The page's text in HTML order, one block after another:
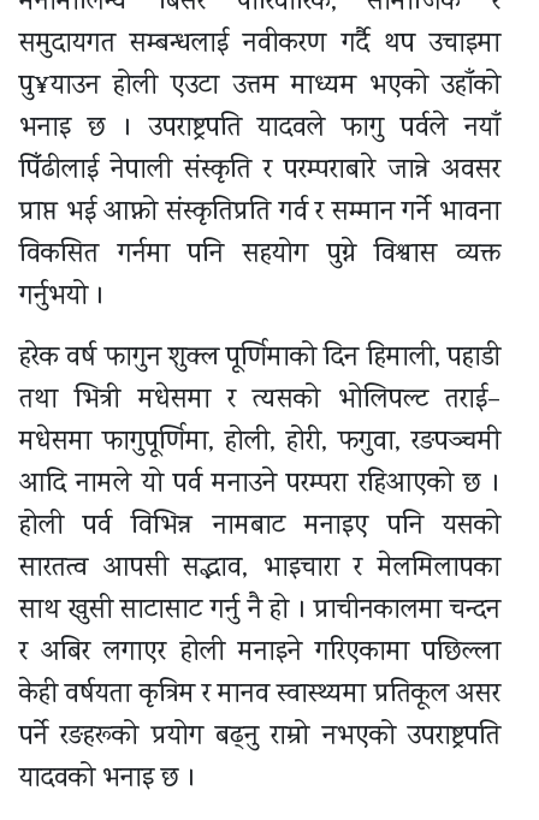
समुदायगत सम्बन्धलाई नवीकरण गर्दै थप उचाइमा
पु¥याउन होली एउटा उत्तम माध्यम भएको उहाँको
भनाइ छ । उपराष्ट्रपति यादवले फागु पर्वले नयाँ
पिँढीलाई नेपाली संस्कृति र परम्पराबारे जान्ने अवसर
प्राप्त भई आफ्नो संस्कृतिप्रति गर्व र सम्मान गर्ने भावना
विकसित गर्नमा पनि सहयोग पुग्ने विश्वास व्यक्त
गर्नुभयो ।
हरेक वर्ष फागुन शुक्ल पूर्णिमाको दिन हिमाली, पहाडी
तथा भित्री मधेसमा र त्यसको भोलिपल्ट तराई–
मधेसमा फागुपूर्णिमा, होली, होरी, फगुवा, रङपञ्चमी
आदि नामले यो पर्व मनाउने परम्परा रहिआएको छ ।
होली पर्व विभिन्न नामबाट मनाइए पनि यसको
सारतत्व आपसी सद्भाव, भाइचारा र मेलमिलापका
साथ खुसी साटासाट गर्नु नै हो । प्राचीनकालमा चन्दन
र अबिर लगाएर होली मनाइने गरिएकामा पछिल्ला
केही वर्षयता कृत्रिम र मानव स्वास्थ्यमा प्रतिकूल असर
पर्ने रङहरूको प्रयोग बढ्नु राम्रो नभएको उपराष्ट्रपति
यादवको भनाइ छ ।